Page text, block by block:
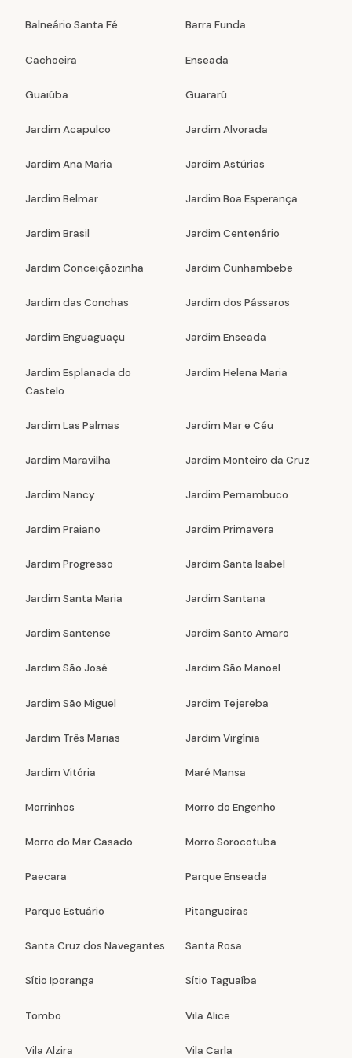
Balneário Santa Fé Barra Funda
Cachoeira Enseada
Guaiúba Guararú
Jardim Acapulco Jardim Alvorada
Jardim Ana Maria Jardim Astúrias
Jardim Belmar Jardim Boa Esperança
Jardim Brasil Jardim Centenário
Jardim Conceiçãozinha Jardim Cunhambebe
Jardim das Conchas Jardim dos Pássaros
Jardim Enguaguaçu Jardim Enseada
Jardim Esplanada do
Castelo
Jardim Helena Maria
Jardim Las Palmas Jardim Mar e Céu
Jardim Maravilha Jardim Monteiro da Cruz
Jardim Nancy Jardim Pernambuco
Jardim Praiano Jardim Primavera
Jardim Progresso Jardim Santa Isabel
Jardim Santa Maria Jardim Santana
Jardim Santense Jardim Santo Amaro
Jardim São José Jardim São Manoel
Jardim São Miguel Jardim Tejereba
Jardim Três Marias Jardim Virgínia
Jardim Vitória Maré Mansa
Morrinhos Morro do Engenho
Morro do Mar Casado Morro Sorocotuba
Paecara Parque Enseada
Parque Estuário Pitangueiras
Santa Cruz dos Navegantes Santa Rosa
Sítio Iporanga Sítio Taguaíba
Tombo Vila Alice
Vila Alzira Vila Carla